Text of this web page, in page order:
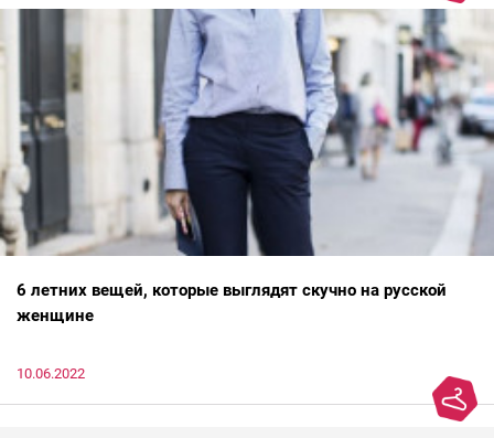
6 летних вещей, которые выглядят скучно на русской
женщине
10.06.2022